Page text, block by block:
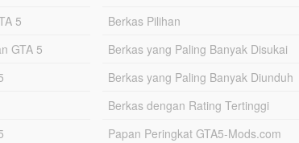
5
GTA 5
Berkas Pilihan
Berkas yang Paling Banyak Disukai
Berkas yang Paling Banyak Diunduh
Berkas dengan Rating Tertinggi
Papan Peringkat GTA5-Mods.com